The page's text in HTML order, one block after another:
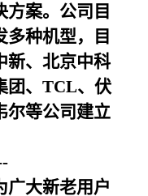
方案。公司目
多种机型，目
新、北京中科
团、TCL、伏
尔等公司建立
广大新老用户